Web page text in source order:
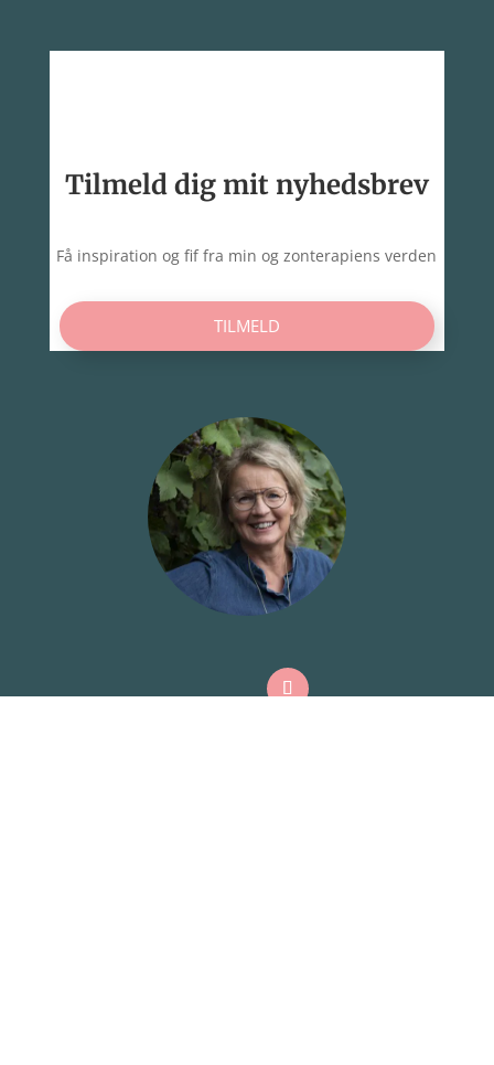
Tilmeld dig mit nyhedsbrev
Få inspiration og fif fra min og zonterapiens verden
TILMELD